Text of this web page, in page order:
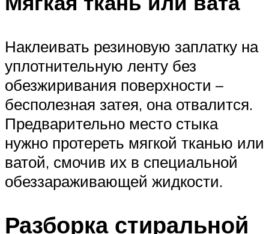
Наклеивать резиновую заплатку на
уплотнительную ленту без
обезжиривания поверхности –
бесполезная затея, она отвалится.
Предварительно место стыка
нужно протереть мягкой тканью или
ватой, смочив их в специальной
обеззараживающей жидкости.
Разборка стиральной